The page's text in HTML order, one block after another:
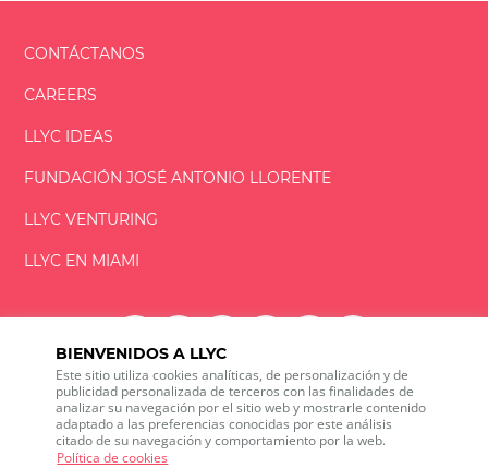
BIENVENIDOS A LLYC
Este sitio utiliza cookies analíticas, de personalización y de
publicidad personalizada de terceros con las finalidades de
analizar su navegación por el sitio web y mostrarle contenido
adaptado a las preferencias conocidas por este análisis
citado de su navegación y comportamiento por la web.
Política de cookies
CONTÁCTANOS
CAREERS
LLYC IDEAS
FUNDACIÓNJOSÉ ANTONIO LLORENTE
LLYC VENTURING
LLYC EN MIAMI
LLYC © 2026 Todos los derechos reservados
ES EN PT BR
600 Brickell Avenue, Suite 2125 Miami, Florida 33131